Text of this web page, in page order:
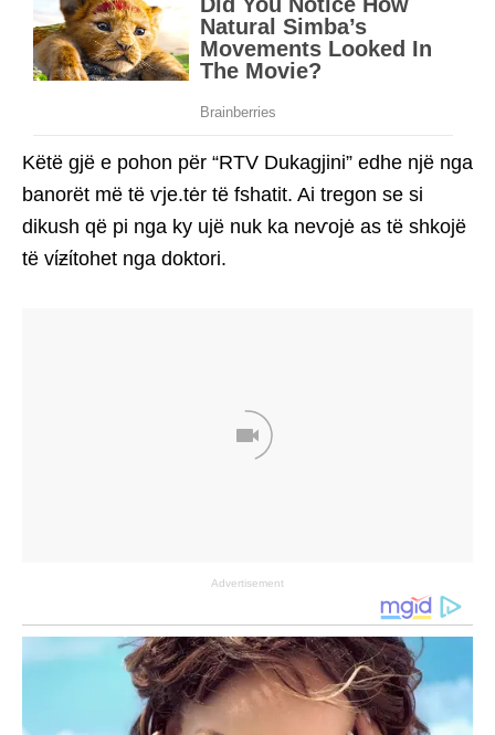
Këtë gjë e pohon për “RTV Dukagjini” edhe një nga
banorët më të ѵje.tėr të fshatit. Ai tregon se si
dikush që pi nga ky ujë nuk ka neѵojė as të shkojë
të vίƶίtohet nga doktori.
Advertisement